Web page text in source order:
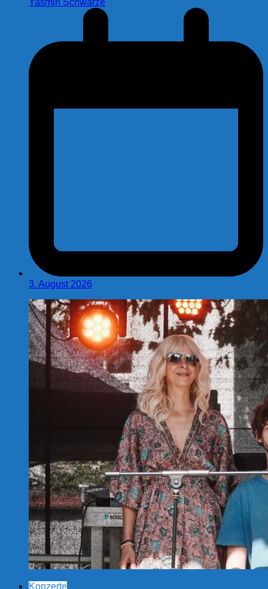
Yasmin Schwarze
3. August 2026
Konzerte